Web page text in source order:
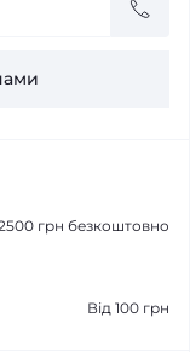
грн безкоштовно
Від 100 грн